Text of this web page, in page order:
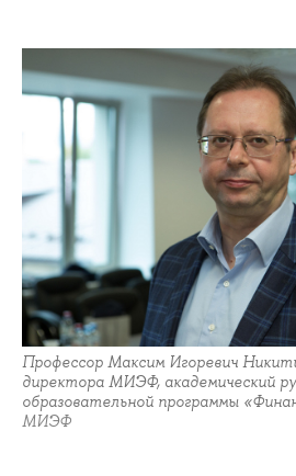
Профессор Максим Игоревич
директора МИЭФ, академический
образовательной программы
МИЭФ